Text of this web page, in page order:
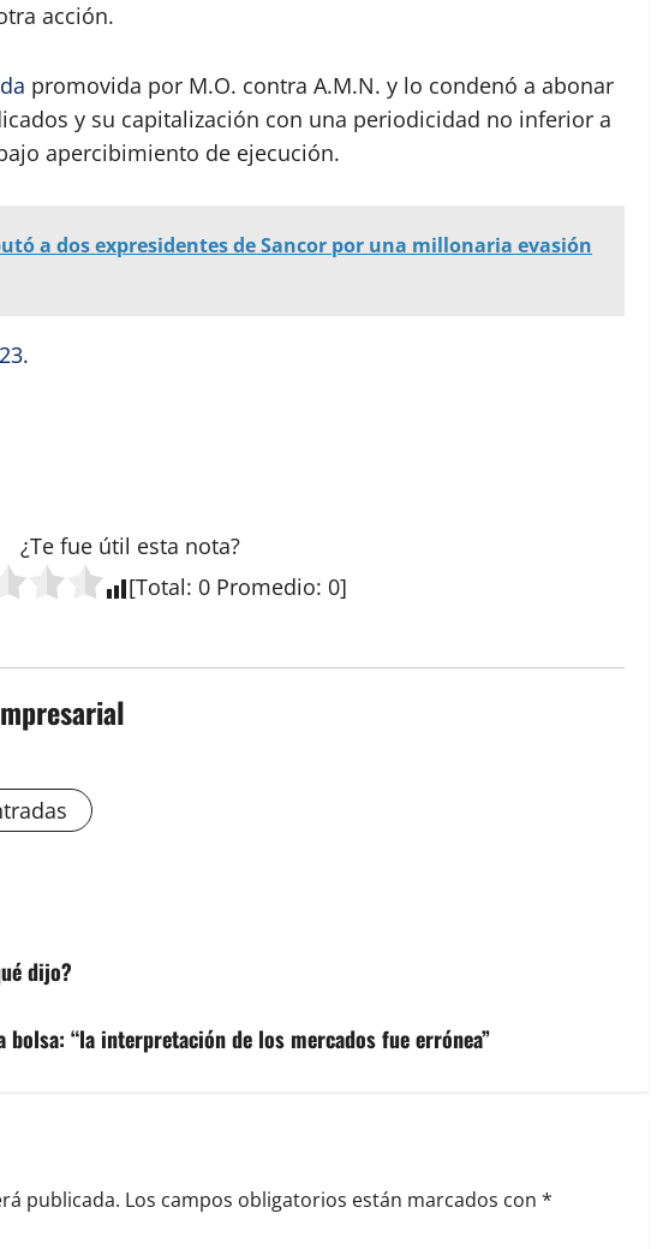
acción.
promovida por M.O. contra A.M.N. y lo condenó a abonar
y su capitalización con una periodicidad no inferior a
apercibimiento de ejecución.
a dos expresidentes de Sancor por una millonaria evasión
.
¿Te fue útil esta nota?
[Total: 0 Promedio: 0]
dijo?
bolsa: “la interpretación de los mercados fue errónea”
publicada. Los campos obligatorios están marcados con *